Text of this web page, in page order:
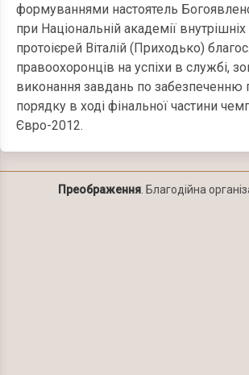
формуваннями настоятель
при Національній академії
протоієрей Віталій (Приходько)
правоохоронців на успіхи в службі,
виконання завдань по забезпеченню
порядку в ході фінальної частини
Євро-2012.
Преображення . Благодійна